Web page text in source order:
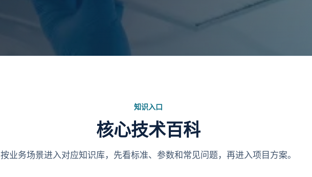
知识入口
核心技术百科
按业务场景进入对应知识库，先看标准、参数和常见问题，再进入项目方案。